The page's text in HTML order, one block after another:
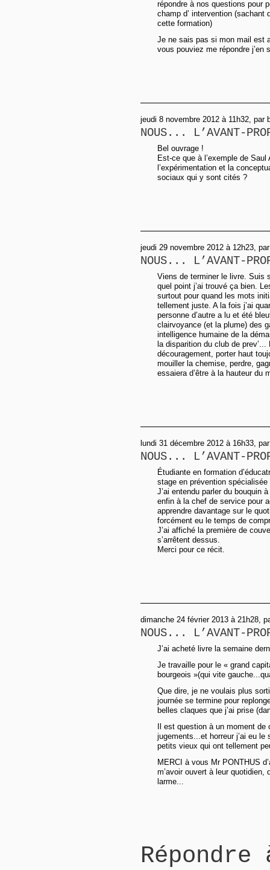
répondre à nos questions pour
champ d’ intervention (sachant
cette formation)
Je ne sais pas si mon mail est
vous pouviez me répondre j’en
jeudi 8 novembre 2012 à 11h32, par
NOUS... L’AVANT-
Bel ouvrage !
Est-ce que à l’exemple de
l’expérimentation et la
sociaux qui y sont cités ?
jeudi 29 novembre 2012 à 12h23,
NOUS... L’AVANT-
Viens de terminer le livre. Suis
quel point j’ai trouvé ça bien.
surtout pour quand les mots
tellement juste. A la fois j’ai
personne d’autre a lu et été
clairvoyance (et la plume) des
intelligence humaine de la
la disparition du club de
découragement, porter haut
mouiller la chemise, perdre,
essaiera d’être à la hauteur du
lundi 31 décembre 2012 à 16h33,
NOUS... L’AVANT-
Étudiante en formation
stage en prévention spécialisée
J’ai entendu parler du bouquin
enfin à la chef de service pour
apprendre davantage sur le
forcément eu le temps de
J’ai affiché la première de
s’arrêtent dessus.
Merci pour ce récit.
dimanche 24 février 2013 à 21h28,
NOUS... L’AVANT-
J’ai acheté livre la semaine
Je travaille pour le « grand
bourgeois »(qui vite
Que dire, je ne voulais plus
journée se termine pour
belles claques que j’ai prise
Il est question à un moment
jugements...et horreur j’ai eu
petits vieux qui ont tellement
MERCI à vous Mr PONTHUS
m’avoir ouvert à leur quotidien,
larme...